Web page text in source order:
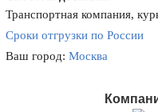
Транспортная компания,
Сроки отгрузки по России
Ваш город:Москва